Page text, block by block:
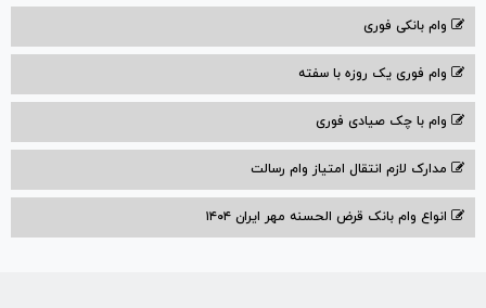
وام بانکی فوری
وام فوری یک روزه با سفته
وام با‌ چک صیادی‌ فوری
مدارک لازم انتقال امتیاز وام رسالت
انواع وام بانک قرض الحسنه مهر ایران ۱۴۰۴